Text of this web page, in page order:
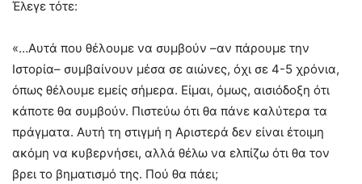
Έλεγε τότε:
«…Αυτά που θέλουμε να συμβούν –αν πάρουμε την
Ιστορία– συμβαίνουν μέσα σε αιώνες, όχι σε 4-5 χρόνια,
όπως θέλουμε εμείς σήμερα. Είμαι, όμως, αισιόδοξη ότι
κάποτε θα συμβούν. Πιστεύω ότι θα πάνε καλύτερα τα
πράγματα. Αυτή τη στιγμή η Αριστερά δεν είναι έτοιμη
ακόμη να κυβερνήσει, αλλά θέλω να ελπίζω ότι θα τον
βρει το βηματισμό της. Πού θα πάει;